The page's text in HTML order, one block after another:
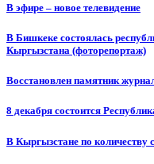
В эфире – новое телевидение
В Бишкеке состоялась
Кыргызстана (фоторепортаж)
Восстановлен памятник
8 декабря состоится
В Кыргызстане по